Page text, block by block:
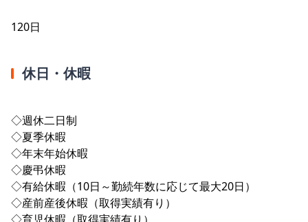
120日
休日・休暇
◇週休二日制
◇夏季休暇
◇年末年始休暇
◇慶弔休暇
◇有給休暇（10日～勤続年数に応じて最大20日）
◇産前産後休暇（取得実績有り）